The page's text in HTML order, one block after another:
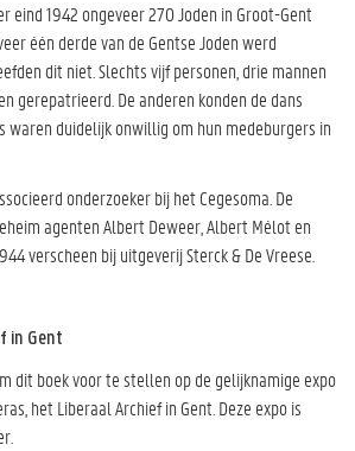
eind 1942 ongeveer 270 Joden in Groot-Gent
één derde van de Gentse Joden werd
dit niet. Slechts vijf personen, drie mannen
gerepatrieerd. De anderen konden de dans
waren duidelijk onwillig om hun medeburgers in
onderzoeker bij het Cegesoma. De
agenten Albert Deweer, Albert Mélot en
verscheen bij uitgeverij Sterck & De Vreese.
in Gent
dit boek voor te stellen op de gelijknamige expo
het Liberaal Archief in Gent. Deze expo is